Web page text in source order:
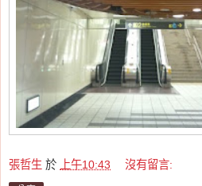
張哲生 於 上午10:43 沒有留言: